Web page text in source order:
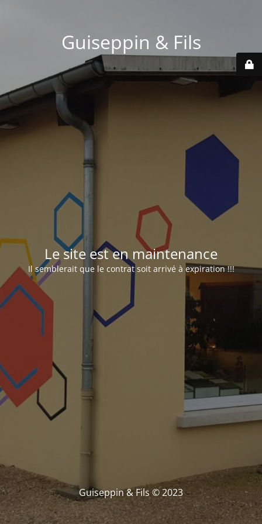
Guiseppin & Fils
Le site est en maintenance
Il semblerait que le contrat soit arrivé à expiration !!!
Guiseppin & Fils © 2023